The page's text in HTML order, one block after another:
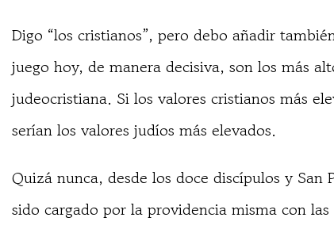
Digo “los cristianos”, pero debo añadir
juego hoy, de manera decisiva, son los más
judeocristiana. Si los valores cristianos más
serían los valores judíos más elevados.
Quizá nunca, desde los doce discípulos y
sido cargado por la providencia misma con